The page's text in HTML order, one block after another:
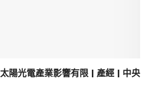
陽光電產業影響有限 | 產經 | 中央